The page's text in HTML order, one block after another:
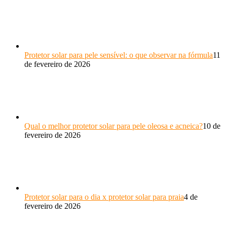
Protetor solar para pele sensível: o que observar na fórmula11
de fevereiro de 2026
Qual o melhor protetor solar para pele oleosa e acneica?10 de
fevereiro de 2026
Protetor solar para o dia x protetor solar para praia4 de
fevereiro de 2026